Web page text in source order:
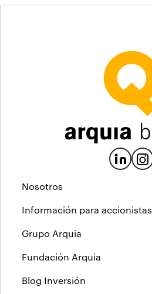
Nosotros
Información para accionistas
Grupo Arquia
Fundación Arquia
Blog Inversión